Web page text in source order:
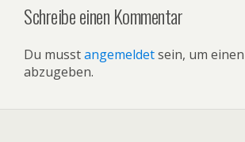
Schreibe einen Kommentar
Du musstangemeldetsein, um
abzugeben.